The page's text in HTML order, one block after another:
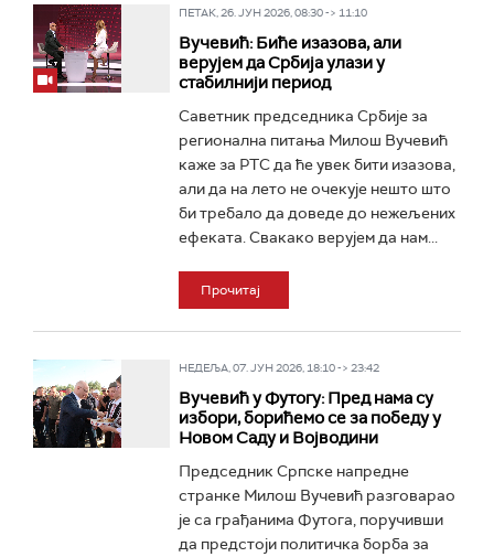
ПЕТАК, 26. ЈУН 2026, 08:30 -> 11:10
Вучевић: Биће изазова, али
верујем да Србија улази у
стабилнији период
Саветник председника Србије за
регионална питања Милош Вучевић
каже за РТС да ће увек бити изазова,
али да на лето не очекује нешто што
би требало да доведе до нежељених
ефеката. Свакако верујем да нам...
Прочитај
НЕДЕЉА, 07. ЈУН 2026, 18:10 -> 23:42
Вучевић у Футогу: Пред нама су
избори, борићемо се за победу у
Новом Саду и Војводини
Председник Српске напредне
странке Милош Вучевић разговарао
је са грађанима Футога, поручивши
да предстоји политичка борба за